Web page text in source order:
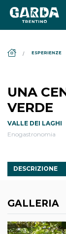
ESPERIENZE
UNA
VERDE
VALLE DEI LAGHI
Enogastronomia
DESCRIZIONE
GALLERIA